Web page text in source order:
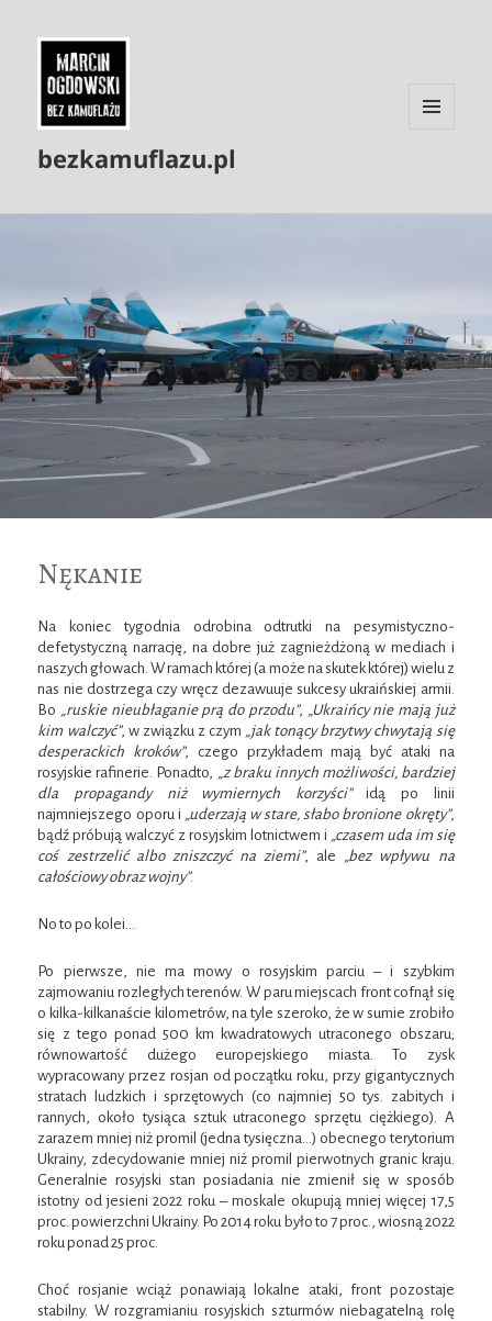
bezkamuflazu.pl
Nękanie
Na koniec tygodnia odrobina odtrutki na pesymistyczno-
defetystyczną narrację, na dobre już zagnieżdżoną w mediach i
naszych głowach. W ramach której (a może na skutek której) wielu z
nas nie dostrzega czy wręcz dezawuuje sukcesy ukraińskiej armii.
Bo
„ruskie nieubłaganie prą do przodu”,
„Ukraińcy nie mają już
kim walczyć”, w związku z czym
„jak tonący brzytwy chwytają się
desperackich kroków”, czego przykładem mają być ataki na
rosyjskie rafinerie. Ponadto,
„z braku innych możliwości, bardziej
dla propagandy niż wymiernych korzyści”idą po linii
najmniejszego oporu i „uderzają w stare, słabo bronione okręty”,
bądź próbują walczyć z rosyjskim lotnictwem i „czasem uda im się
coś zestrzelić albo zniszczyć na ziemi”, ale
„bez wpływu na
całościowy obraz wojny”.
No to po kolei…
Po pierwsze, nie ma mowy o rosyjskim parciu – i szybkim
zajmowaniu rozległych terenów. W paru miejscach front cofnął się
o kilka-kilkanaście kilometrów, na tyle szeroko, że w sumie zrobiło
się z tego ponad 500 km kwadratowych utraconego obszaru;
równowartość dużego europejskiego miasta. To zysk
wypracowany przez rosjan od początku roku, przy gigantycznych
stratach ludzkich i sprzętowych (co najmniej 50 tys. zabitych i
rannych, około tysiąca sztuk utraconego sprzętu ciężkiego). A
zarazem mniej niż promil (jedna tysięczna…) obecnego terytorium
Ukrainy, zdecydowanie mniej niż promil pierwotnych granic kraju.
Generalnie rosyjski stan posiadania nie zmienił się w sposób
istotny od jesieni 2022 roku – moskale okupują mniej więcej 17,5
proc. powierzchni Ukrainy. Po 2014 roku było to 7 proc., wiosną 2022
roku ponad 25 proc.
Choć rosjanie wciąż ponawiają lokalne ataki, front pozostaje
stabilny. W rozgramianiu rosyjskich szturmów niebagatelną rolę